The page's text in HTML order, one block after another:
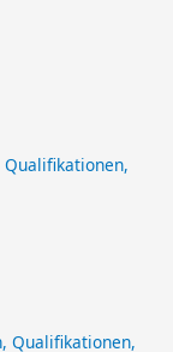
Qualifikationen,
Qualifikationen,